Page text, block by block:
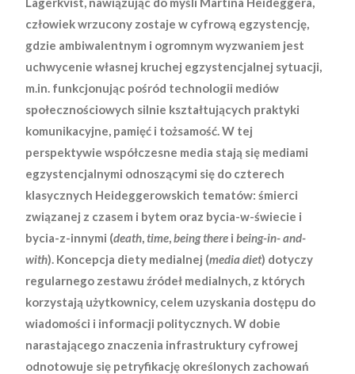
człowiek wrzucony zostaje w cyfrową egzystencję,
gdzie ambiwalentnym i ogromnym wyzwaniem jest
uchwycenie własnej kruchej egzystencjalnej sytuacji,
m.in. funkcjonując pośród technologii mediów
społecznościowych silnie kształtujących praktyki
komunikacyjne, pamięć i tożsamość. W tej
perspektywie współczesne media stają się mediami
egzystencjalnymi odnoszącymi się do czterech
klasycznych Heideggerowskich tematów: śmierci
związanej z czasem i bytem oraz bycia-w-świecie i
bycia-z-innymi (death,time,being there ibeing-in- and-
with). Koncepcja diety medialnej (media diet) dotyczy
regularnego zestawu źródeł medialnych, z których
korzystają użytkownicy, celem uzyskania dostępu do
wiadomości i informacji politycznych. W dobie
narastającego znaczenia infrastruktury cyfrowej
odnotowuje się petryfikację określonych zachowań